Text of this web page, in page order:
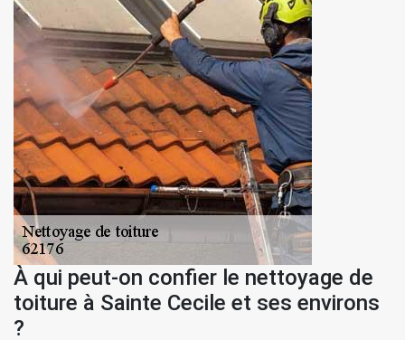
À qui peut-on confier le nettoyage de
toiture à Sainte Cecile et ses environs
?